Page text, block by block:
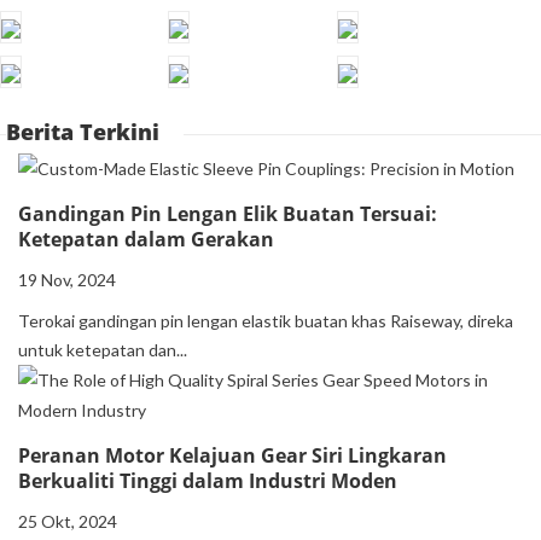
Berita Terkini
Gandingan Pin Lengan Elik Buatan Tersuai:
Ketepatan dalam Gerakan
19 Nov, 2024
Terokai gandingan pin lengan elastik buatan khas Raiseway, direka
untuk ketepatan dan...
Peranan Motor Kelajuan Gear Siri Lingkaran
Berkualiti Tinggi dalam Industri Moden
25 Okt, 2024